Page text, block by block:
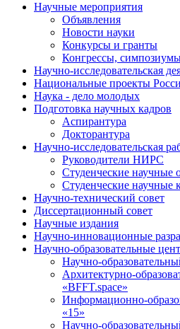
Научные мероприятия
Объявления
Новости науки
Конкурсы и гранты
Конгрессы,
Научно-исследовательская
Национальные проекты
Наука - дело молодых
Подготовка научных кадров
Аспирантура
Докторантура
Научно-исследовательская
Руководители НИРС
Студенческие
Студенческие
Научно-технический совет
Диссертационный совет
Научные издания
Научно-инновационные
Научно-образовательные
Научно-
Архитектурно-
«BFFT.space»
Информационно-
«15»
Научно-